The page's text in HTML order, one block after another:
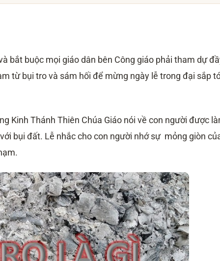
bắt buộc mọi giáo dân bên Công giáo phải tham dự
từ bụi tro và sám hối để mừng ngày lễ trong đại sắp
Kinh Thánh Thiên Chúa Giáo nói về con người được
bụi đất. Lễ nhắc cho con người nhớ sự mỏng giòn